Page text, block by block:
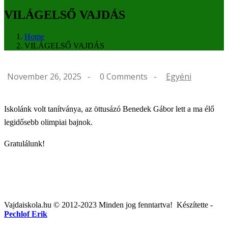
VILÁGELSŐ VAJDÁS
Home
VILÁGELSŐ VAJDÁS
November 26, 2025 - 0 Comments - Egyéni
Iskolánk volt tanítványa, az öttusázó Benedek Gábor lett a ma élő
legidősebb olimpiai bajnok.
Gratulálunk!
Post
navigation
Vajdaiskola.hu © 2012-2023 Minden jog fenntartva! ‎‎‏‏‎ ‎Készítette -
Pechlof Erik